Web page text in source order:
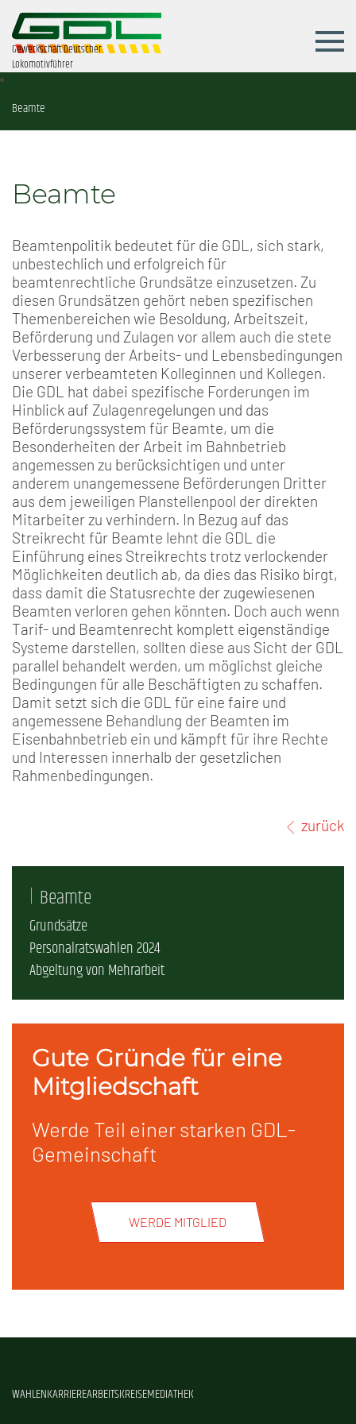
Gewerkschaft Deutscher
Lokomotivführer
Beamte
Beamte
Beamtenpolitik bedeutet für die GDL, sich stark,
unbestechlich und erfolgreich für
beamtenrechtliche Grundsätze einzusetzen. Zu
diesen Grundsätzen gehört neben spezifischen
Themenbereichen wie Besoldung, Arbeitszeit,
Beförderung und Zulagen vor allem auch die stete
Verbesserung der Arbeits- und Lebensbedingungen
unserer verbeamteten Kolleginnen und Kollegen.
Die GDL hat dabei spezifische Forderungen im
Hinblick auf Zulagenregelungen und das
Beförderungssystem für Beamte, um die
Besonderheiten der Arbeit im Bahnbetrieb
angemessen zu berücksichtigen und unter
anderem unangemessene Beförderungen Dritter
aus dem jeweiligen Planstellenpool der direkten
Mitarbeiter zu verhindern. In Bezug auf das
Streikrecht für Beamte lehnt die GDL die
Einführung eines Streikrechts trotz verlockender
Möglichkeiten deutlich ab, da dies das Risiko birgt,
dass damit die Statusrechte der zugewiesenen
Beamten verloren gehen könnten. Doch auch wenn
Tarif- und Beamtenrecht komplett eigenständige
Systeme darstellen, sollten diese aus Sicht der GDL
parallel behandelt werden, um möglichst gleiche
Bedingungen für alle Beschäftigten zu schaffen.
Damit setzt sich die GDL für eine faire und
angemessene Behandlung der Beamten im
Eisenbahnbetrieb ein und kämpft für ihre Rechte
und Interessen innerhalb der gesetzlichen
Rahmenbedingungen.
zurück
Beamte
Grundsätze
Personalratswahlen 2024
Abgeltung von Mehrarbeit
Gute Gründe für eine
Mitgliedschaft
Werde Teil einer starken GDL-
Gemeinschaft
WERDE MITGLIED
WAHLENKARRIEREARBEITSKREISEMEDIATHEK